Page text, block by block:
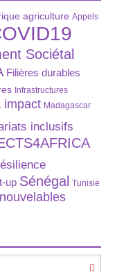
agriculture Appels
Sociétal
Filières durables
Infrastructures
impact Madagascar
inclusifs
up Sénégal Tunisie